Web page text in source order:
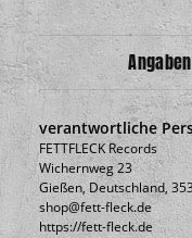
verantwortliche
FETTFLECK Records
Wichernweg 23
Gießen, Deutschland,
shop@fett-fleck.de
https://fett-fleck.de